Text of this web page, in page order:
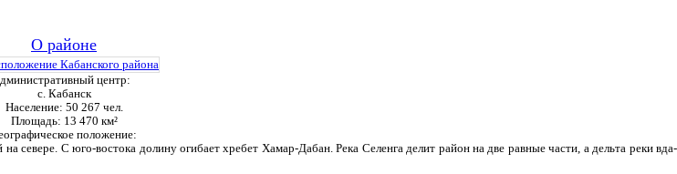
О районе
центр:
с. Кабанск
Население: 50 267 чел.
Площадь: 13 470 км²
положение:
С юго-востока долину огибает хребет Хамар-Дабан. Река Селенга делит район на две равные части, а дельта реки вда­